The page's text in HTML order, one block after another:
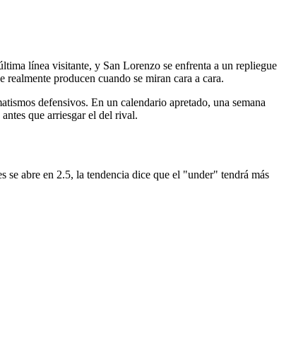
línea visitante, y San Lorenzo se enfrenta a un repliegue
producen cuando se miran cara a cara.
defensivos. En un calendario apretado, una semana
que arriesgar el del rival.
se abre en 2.5, la tendencia dice que el "under" tendrá más